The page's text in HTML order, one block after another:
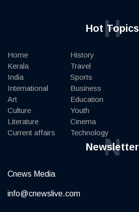
Hot Topics
H
Home
Kerala
India
International
Art
Culture
Literature
Current affairs
History
Travel
Sports
Business
Education
Youth
Cinema
Technology
Newsletter
N
Cnews Media
info@cnewslive.com